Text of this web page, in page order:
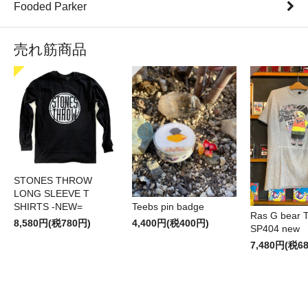
Fooded Parker
売れ筋商品
STONES THROW
LONG SLEEVE T
SHIRTS -NEW=
8,580円(税780円)
Teebs pin badge
4,400円(税400円)
Ras G bear
SP404 new
7,480円(税